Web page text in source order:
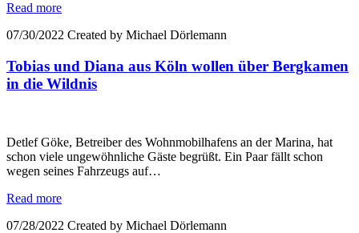
Read more
07/30/2022 Created by Michael Dörlemann
Tobias und Diana aus Köln wollen über Bergkamen
in die Wildnis
Detlef Göke, Betreiber des Wohnmobilhafens an der Marina, hat
schon viele ungewöhnliche Gäste begrüßt. Ein Paar fällt schon
wegen seines Fahrzeugs auf…
Read more
07/28/2022 Created by Michael Dörlemann